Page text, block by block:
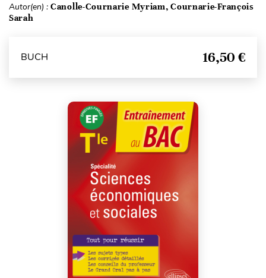
Autor(en) : Canolle-Cournarie Myriam, Cournarie-François
Sarah
BUCH 16,50 €